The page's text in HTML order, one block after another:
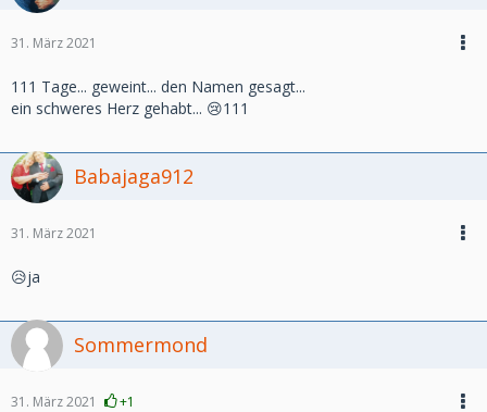
31. März 2021
111 Tage... geweint... den Namen gesagt...
ein schweres Herz gehabt... 😢111
Babajaga912
31. März 2021
😥ja
Sommermond
31. März 2021 +1